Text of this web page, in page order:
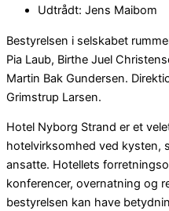
Udtrådt: Jens Maibom
Bestyrelsen i selskabet
Pia Laub, Birthe Juel
Martin Bak Gundersen.
Grimstrup Larsen.
Hotel Nyborg Strand er et
hotelvirksomhed ved kysten,
ansatte. Hotellets
konferencer, overnatning og
bestyrelsen kan have